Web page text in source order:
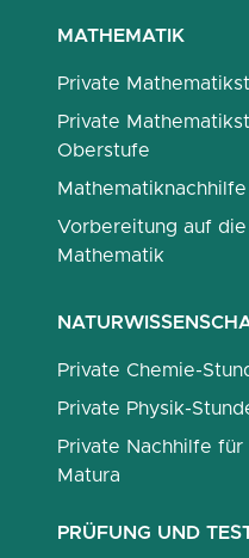
MATHEMATIK
Private
Private
Oberstufe
Vorbereitung auf
Mathematik
Private Chemie-
Private Physik-
Private Nachhilfe
Matura
PRÜFUNG UND